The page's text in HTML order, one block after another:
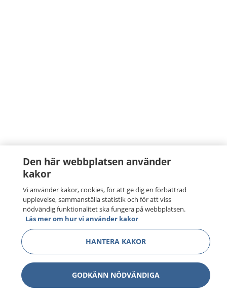
Den här webbplatsen använder
kakor
Vi använder kakor, cookies, för att ge dig en förbättrad
upplevelse, sammanställa statistik och för att viss
nödvändig funktionalitet ska fungera på webbplatsen.
Läs mer om hur vi använder kakor
HANTERA KAKOR
GODKÄNN NÖDVÄNDIGA